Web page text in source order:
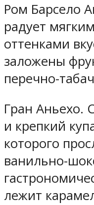
Ром Барсело
радует
оттенками
заложены
перечно-
Гран Аньехо.
и крепкий
которого
ванильно-
лежит